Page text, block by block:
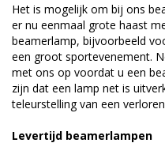
Het is mogelijk om bij ons
er nu eenmaal grote haast
beamerlamp, bijvoorbeeld
een groot sportevenement.
met ons op voordat u een
zijn dat een lamp net is
teleurstelling van een
Levertijd beamerlampen